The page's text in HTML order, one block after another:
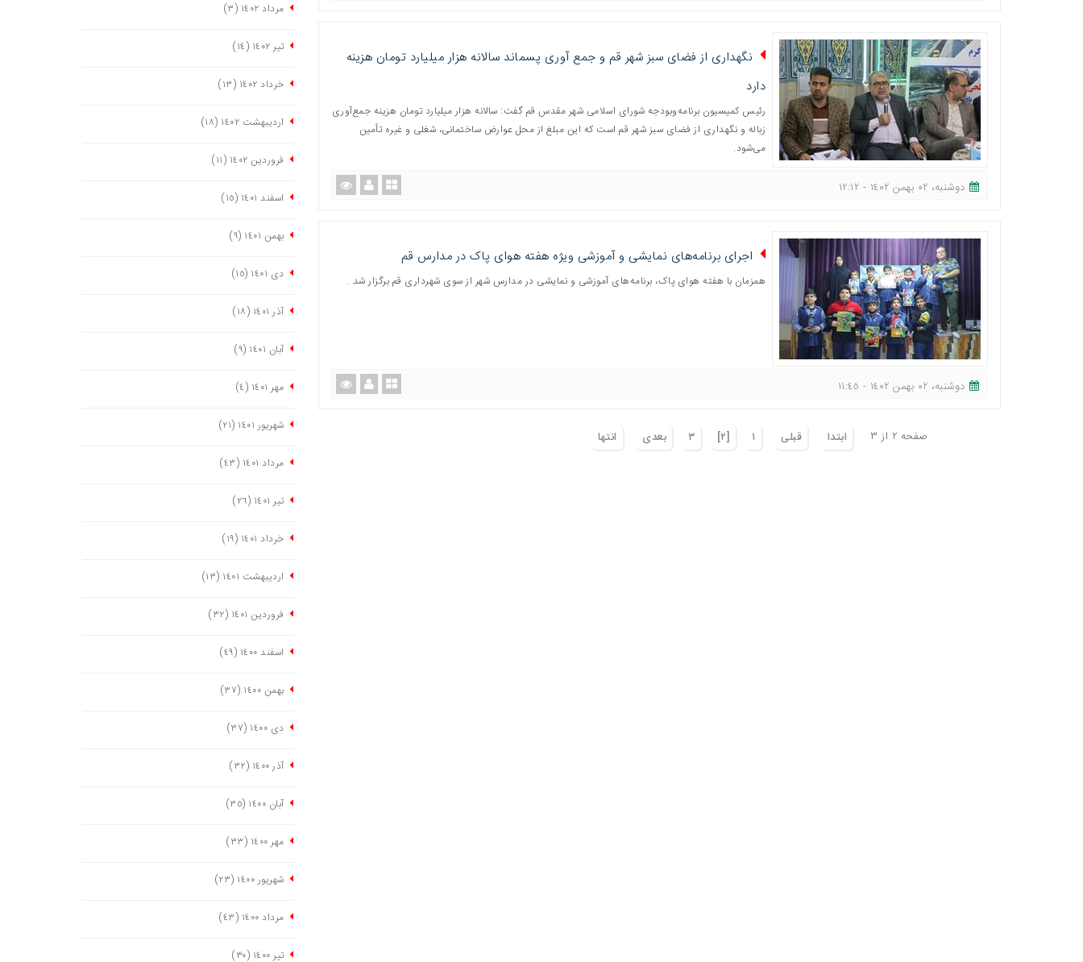
نگهداری از فضای سبز شهر قم و جمع آوری پسماند سالانه هزار میلیارد تومان هزینه
دارد
رئیس کمیسیون برنامه‌وبودجه شورای اسلامی شهر مقدس قم گفت: سالانه هزار میلیارد تومان هزینه جمع‌آوری
زباله و نگهداری از فضای سبز شهر قم است که این‌ مبلغ از محل عوارض ساختمانی، شغلی و غیره تأمین
می‌شود.
دوشنبه، ٠٢ بهمن ١٤٠٢ - ١٢:١٢
اجرای برنامه‌های نمایشی و آموزشی ویژه هفته هوای پاک در مدارس قم
همزمان با هفته هوای پاک، برنامه‌های آموزشی و نمایشی در مدارس شهر از سوی شهرداری قم برگزار شد .
دوشنبه، ٠٢ بهمن ١٤٠٢ - ١١:٤٥
صفحه ٢ از ٣ ابتدا قبلی ١ [٢] ٣ بعدی انتها
مرداد ١٤٠٢ (٣)
تیر ١٤٠٢ (١٤)
خرداد ١٤٠٢ (١٣)
اردیبهشت ١٤٠٢ (١٨)
فروردین ١٤٠٢ (١١)
اسفند ١٤٠١ (١٥)
بهمن ١٤٠١ (٩)
دی ١٤٠١ (١٥)
آذر ١٤٠١ (١٨)
آبان ١٤٠١ (٩)
مهر ١٤٠١ (٤)
شهریور ١٤٠١ (٢١)
مرداد ١٤٠١ (٤٣)
تیر ١٤٠١ (٢٦)
خرداد ١٤٠١ (١٩)
اردیبهشت ١٤٠١ (١٣)
فروردین ١٤٠١ (٣٢)
اسفند ١٤٠٠ (٤٩)
بهمن ١٤٠٠ (٣٧)
دی ١٤٠٠ (٣٧)
آذر ١٤٠٠ (٣٢)
آبان ١٤٠٠ (٣٥)
مهر ١٤٠٠ (٣٣)
شهریور ١٤٠٠ (٢٣)
مرداد ١٤٠٠ (٤٣)
تیر ١٤٠٠ (٣٠)